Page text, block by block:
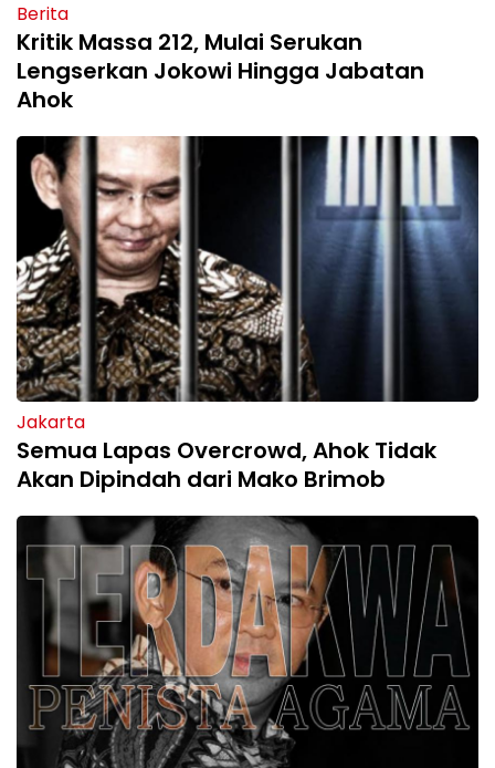
Berita
Kritik Massa 212, Mulai Serukan
Lengserkan Jokowi Hingga Jabatan
Ahok
Jakarta
Semua Lapas Overcrowd, Ahok Tidak
Akan Dipindah dari Mako Brimob